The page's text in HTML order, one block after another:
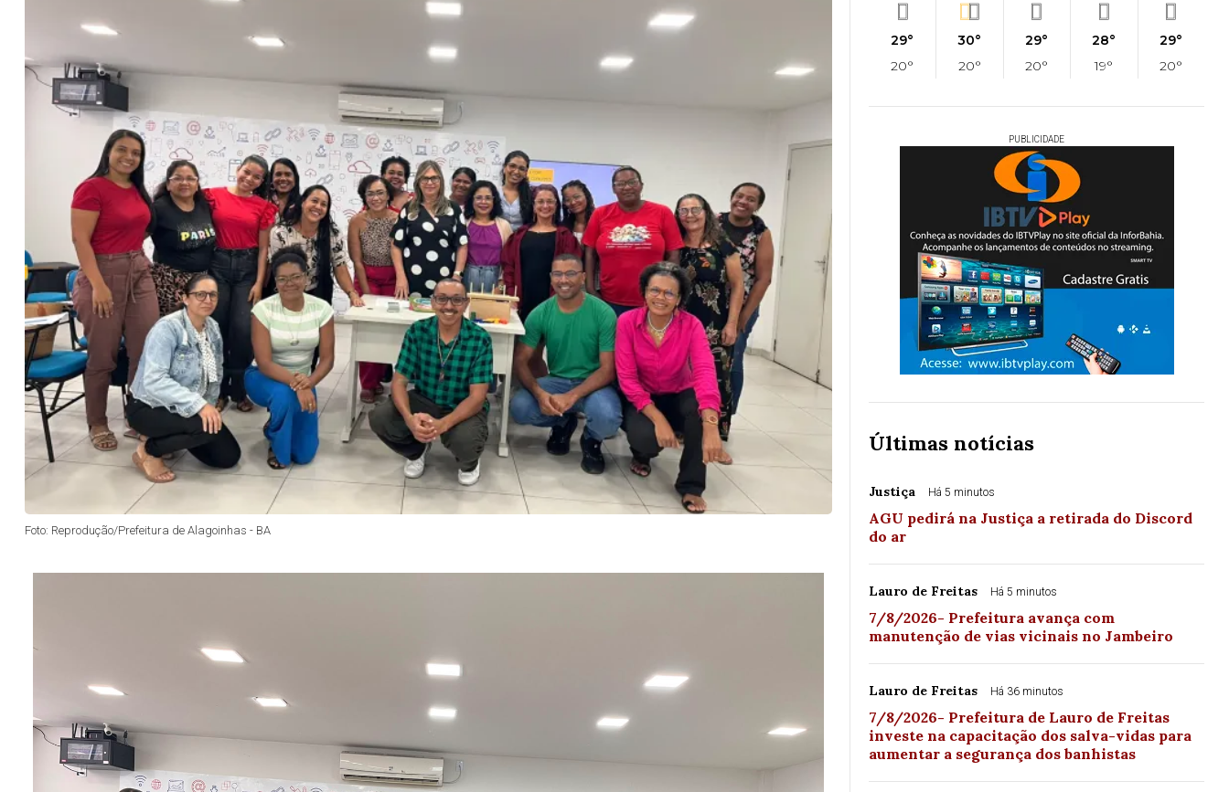
Foto: Reprodução/Prefeitura de Alagoinhas - BA
29°
20°
30°
20°
29°
20°
28°
19°
29°
20°
PUBLICIDADE
Últimas notícias
Justiça Há 5 minutos
AGU pedirá na Justiça a retirada do Discord
do ar
Lauro de Freitas Há 5 minutos
7/8/2026- Prefeitura avança com
manutenção de vias vicinais no Jambeiro
Lauro de Freitas Há 36 minutos
7/8/2026- Prefeitura de Lauro de Freitas
investe na capacitação dos salva-vidas para
aumentar a segurança dos banhistas